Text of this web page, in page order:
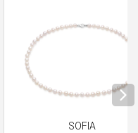
SOFIA